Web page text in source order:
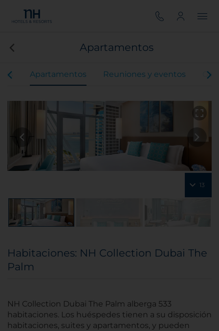
Apartamentos
Apartamentos Reuniones y eventos
13
Habitaciones: NH Collection Dubai The
Palm
NH Collection Dubai The Palm alberga 533
habitaciones. Los huéspedes tienen a su disposición
habitaciones, suites y apartamentos, y pueden